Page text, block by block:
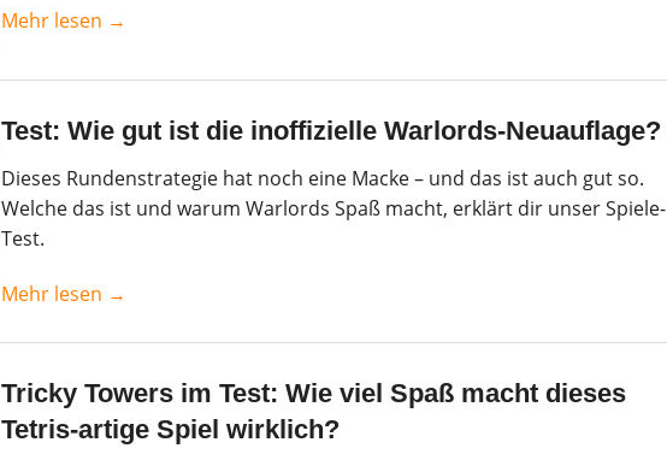
Mehr lesen →
Test: Wie gut ist die inoffizielle Warlords-Neuauflage?
Dieses Rundenstrategie hat noch eine Macke – und das ist auch gut so.
Welche das ist und warum Warlords Spaß macht, erklärt dir unser Spiele-
Test.
Mehr lesen →
Tricky Towers im Test: Wie viel Spaß macht dieses
Tetris-artige Spiel wirklich?